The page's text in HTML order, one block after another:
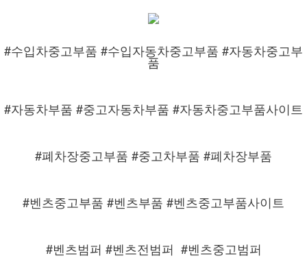
#수입차중고부품 #수입자동차중고부품 #자동차중고부
품
#자동차부품 #중고자동차부품 #자동차중고부품사이트
#폐차장중고부품 #중고차부품 #폐차장부품
#벤츠중고부품 #벤츠부품 #벤츠중고부품사이트
#벤츠범퍼 #벤츠전범퍼 #벤츠중고범퍼